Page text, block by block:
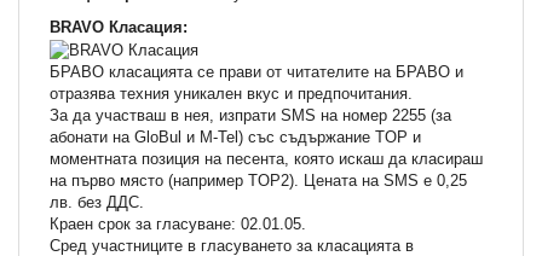
BRAVO Класация:
БРАВО класацията се прави от читателите на БРАВО и
отразява техния уникален вкус и предпочитания.
За да участваш в нея, изпрати SMS на номер 2255 (за
абонати на GloBul и M-Tel) със съдържание TOP и
моментната позиция на песента, която искаш да класираш
на първо място (например TOP2). Цената на SMS e 0,25
лв. без ДДС.
Краен срок за гласуване: 02.01.05.
Сред участниците в гласуването за класацията в